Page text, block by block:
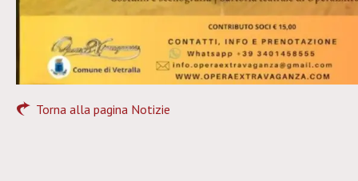
Torna alla pagina Notizie